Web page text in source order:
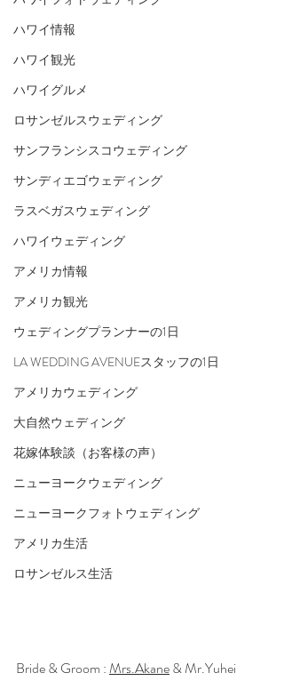
ハワイ情報
ハワイ観光
ハワイグルメ
ロサンゼルスウェディング
サンフランシスコウェディング
サンディエゴウェディング
ラスベガスウェディング
ハワイウェディング
アメリカ情報
アメリカ観光
ウェディングプランナーの1日
LA WEDDING AVENUEスタッフの1日
アメリカウェディング
大自然ウェディング
花嫁体験談（お客様の声）
ニューヨークウェディング
ニューヨークフォトウェディング
アメリカ生活
ロサンゼルス生活
Bride & Groom : Mrs.Akane & Mr.Yuhei